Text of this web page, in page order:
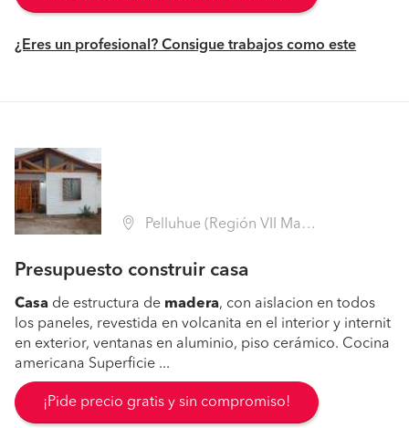
¿Eres un profesional? Consigue trabajos como este
Pelluhue (Región VII Maule - Cauquenes)
Presupuesto construir casa
Casa de estructura de madera, con aislacion en todos
los paneles, revestida en volcanita en el interior y internit
en exterior, ventanas en aluminio, piso cerámico. Cocina
americana Superficie ...
¡Pide precio gratis y sin compromiso!